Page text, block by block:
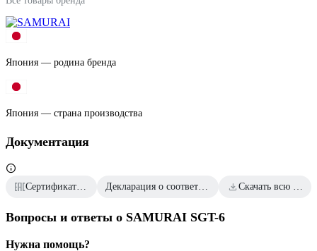
Япония — родина бренда
Япония — страна производства
Документация
Сертификаты соответствия Декларация о соответствии от 2024.11.01 Скачать всю документацию
Вопросы и ответы о SAMURAI SGT-6
Нужна помощь?